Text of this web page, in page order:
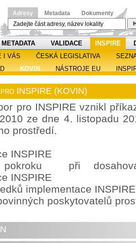
Adresy Metadata Dokumenty
METADATA VALIDACE INSPIRE
I VÁS ČESKÁ LEGISLATIVA
KOVIN NÁSTROJE EU
INSPIRE (KOVIN)
pro INSPIRE vznikl
ze dne 4. listopadu
prostředí.
INSPIRE
pokroku při
INSPIRE
implementace INSPIRE
poskytovatelů